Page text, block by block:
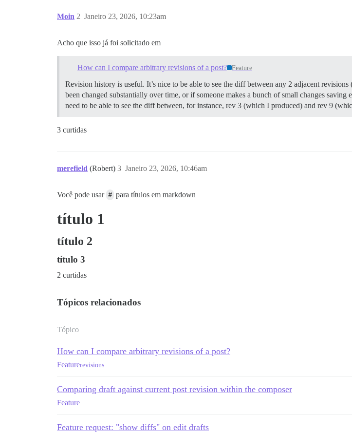
Moin Janeiro 23, 2026, 10:23am
2
Acho que isso já foi solicitado em
How can I compare arbitrary revisions of a post? Feature
Revision history is useful. It’s nice to be able to see the diff between any 2 adjacent
been changed substantially over time, or if someone makes a bunch of small changes
need to be able to see the diff between, for instance, rev 3 (which I produced) and rev 9
3 curtidas
merefield (Robert) Janeiro 23, 2026, 10:46am
3
Você pode usar # para títulos em markdown
título 1
título 2
título 3
2 curtidas
Tópicos relacionados
Tópico
How can I compare arbitrary revisions of a post?
Featurerevisions
Comparing draft against current post revision within the composer
Feature
Feature request: "show diffs" on edit drafts